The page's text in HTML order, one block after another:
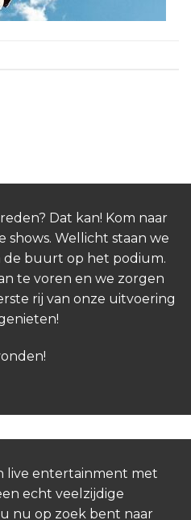
Dat kan! Kom naar
shows. Wellicht staan we
de buurt op het podium.
te voren en we zorgen
rij van onze uitvoering
live entertainment met
echt veelzijdige
nu op zoek bent naar